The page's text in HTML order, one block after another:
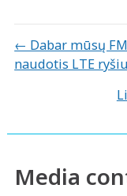
Posts
← Dabar mūsų
naudotis LTE ryšiu
Media